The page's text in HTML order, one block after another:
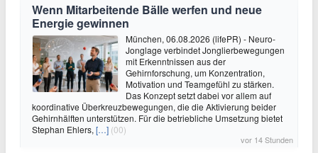
Wenn Mitarbeitende Bälle werfen und neue
Energie gewinnen
München, 06.08.2026 (lifePR) - Neuro-
Jonglage verbindet Jonglierbewegungen
mit Erkenntnissen aus der
Gehirnforschung, um Konzentration,
Motivation und Teamgefühl zu stärken.
Das Konzept setzt dabei vor allem auf
koordinative Überkreuzbewegungen, die die Aktivierung beider
Gehirnhälften unterstützen. Für die betriebliche Umsetzung bietet
Stephan Ehlers, […] (00)
vor 14 Stunden